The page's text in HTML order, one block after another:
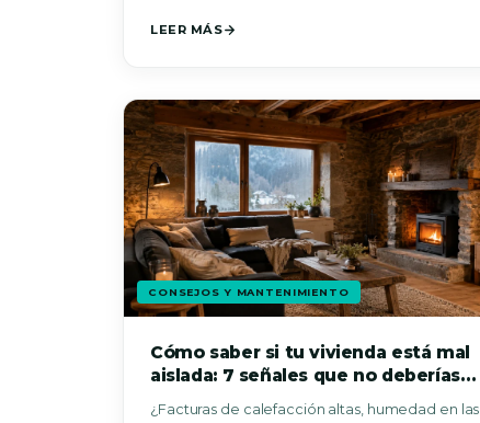
LEER MÁS
CONSEJOS Y MANTENIMIENTO
Cómo saber si tu vivienda está mal
aislada: 7 señales que no deberías
¿Facturas de calefacción altas, humedad en las